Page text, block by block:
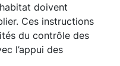
doivent
Ces instructions
du contrôle des
l’appui des